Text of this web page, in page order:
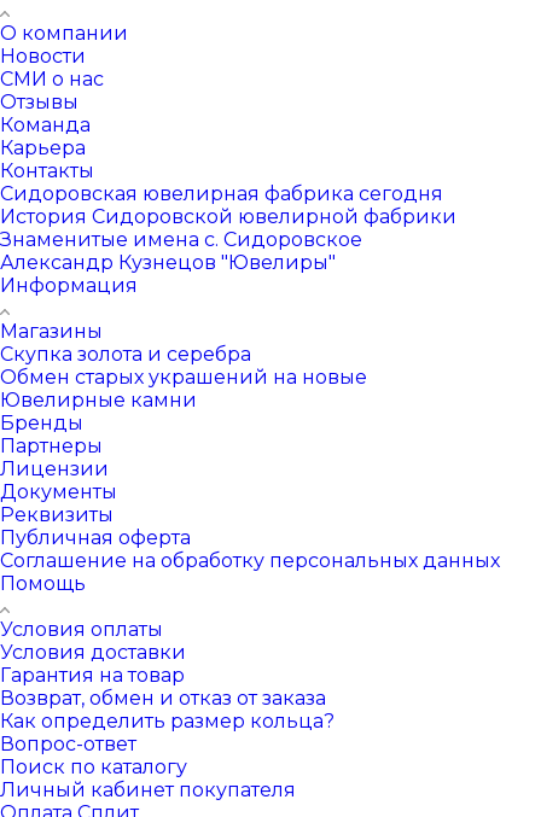
О компании
Новости
СМИ о нас
Отзывы
Команда
Карьера
Контакты
Сидоровская ювелирная фабрика сегодня
История Сидоровской ювелирной фабрики
Знаменитые имена с. Сидоровское
Александр Кузнецов "Ювелиры"
Информация
Магазины
Скупка золота и серебра
Обмен старых украшений на новые
Ювелирные камни
Бренды
Партнеры
Лицензии
Документы
Реквизиты
Публичная оферта
Соглашение на обработку персональных данных
Помощь
Условия оплаты
Условия доставки
Гарантия на товар
Возврат, обмен и отказ от заказа
Как определить размер кольца?
Вопрос-ответ
Поиск по каталогу
Личный кабинет покупателя